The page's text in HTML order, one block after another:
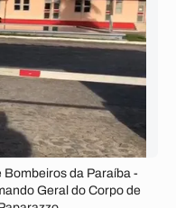
da Paraíba -
Geral do Corpo de